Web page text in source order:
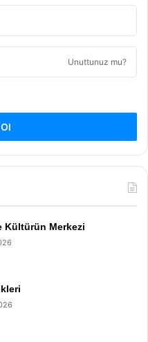
Unuttunuz mu?
Kültürün Merkezi